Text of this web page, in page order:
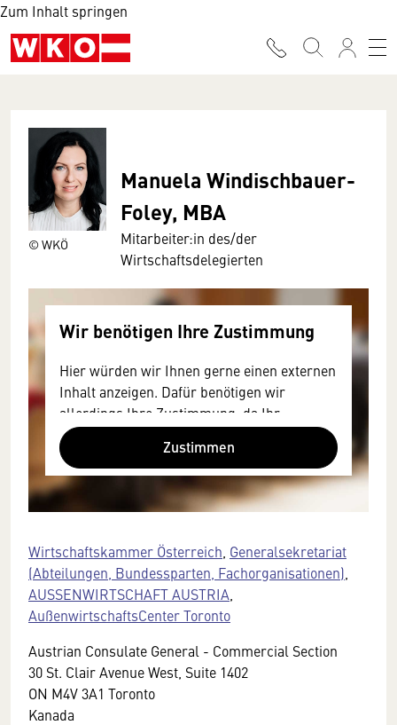
Zum Inhalt springen
© WKÖ
Manuela Windischbauer-
Foley, MBA
Mitarbeiter:in des/der
Wirtschaftsdelegierten
Wir benötigen Ihre Zustimmung
Hier würden wir Ihnen gerne einen externen
Inhalt anzeigen. Dafür benötigen wir
allerdings Ihre Zustimmung, da Ihr
Browser personenbezogene technische
Daten zu Geräten und Nutzerverhalten
mitunter mit US-amerikanischen Anbietern
austauscht.
Datenschutzrecht angemessenen
Schutzniveau und insbesondere kann die
US-amerikanische Regierung Zugang zu
diesen Daten erlangen.
Details finden Sie in unserer
Datenschutzerklärung. Sie können diese
Einstellungen jederzeit in den Cookie-
Einstellungen im Footer unserer Webseite
Zustimmen
Wirtschaftskammer Österreich Generalsekretariat
(Abteilungen, Bundessparten, Fachorganisationen)
AUSSENWIRTSCHAFT AUSTRIA
AußenwirtschaftsCenter Toronto
Austrian Consulate General - Commercial Section
30 St. Clair Avenue West, Suite 1402
ON M4V 3A1 Toronto
Kanada